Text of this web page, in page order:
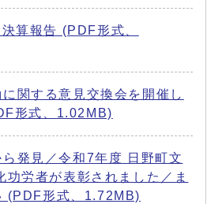
算報告 (PDF形式、
関する意見交換会を開催し
形式、1.02MB)
ら発見／令和7年度 日野町文
功労者が表彰されました／ま
(PDF形式、1.72MB)